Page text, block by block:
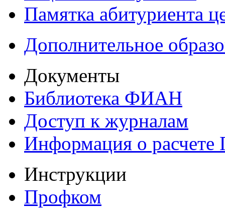
Памятка абитуриента
Дополнительное
Документы
Библиотека ФИАН
Доступ к журналам
Информация о
Инструкции
Профком